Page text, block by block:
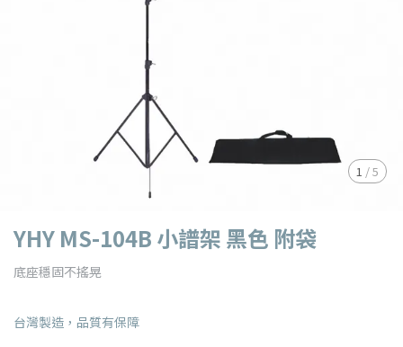
1 /5
YHY MS-104B 小譜架 黑色 附袋
底座穩固不搖晃
台灣製造，品質有保障